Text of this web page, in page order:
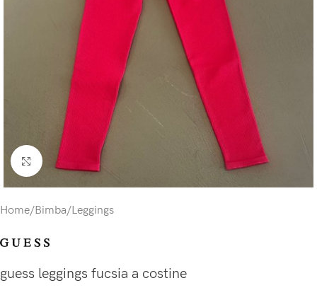
Click to enlarge
Home/Bimba/Leggings
guess leggings fucsia a costine